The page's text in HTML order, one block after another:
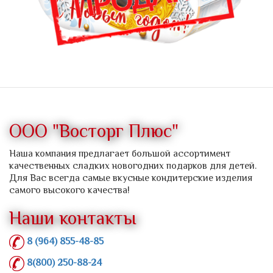
ООО "Восторг Плюс"
Наша компания предлагает большой ассортимент
качественных сладких новогодних подарков для детей.
Для Вас всегда самые вкусные кондитерские изделия
самого высокого качества!
Наши контакты
8 (964) 855-48-85
8(800) 250-88-24